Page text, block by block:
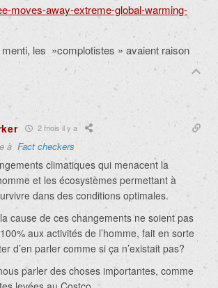
moves-away-extreme-global-warming-
les »complotistes » avaient raison
2 mois il y a
à Fact checkers
climatiques qui menacent la
et les écosystèmes permettant à
dans des conditions optimales.
cause de ces changements ne soient pas
aux activités de l’homme, fait en sorte
d’en parler comme si ça n’existait pas?
parler des choses importantes, comme